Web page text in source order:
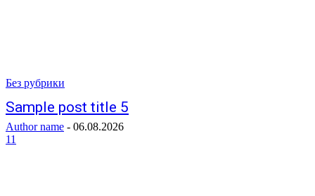
Без рубрики
Sample post title 5
Author name - 06.08.2026
11